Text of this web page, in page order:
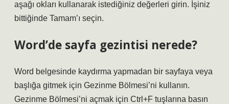
aşağı okları kullanarak istediğiniz değerleri girin. İşiniz
bittiğinde Tamam’ı seçin.
Word’de sayfa gezintisi nerede?
Word belgesinde kaydırma yapmadan bir sayfaya veya
başlığa gitmek için Gezinme Bölmesi’ni kullanın.
Gezinme Bölmesi’ni açmak için Ctrl+F tuşlarına basın